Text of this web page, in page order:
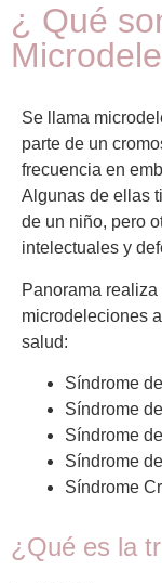
¿ Qué
Se llama
parte de un
frecuencia en
Algunas de ellas
de un niño, pero
intelectuales y
Panorama
microdeleciones
salud:
Síndrome
Síndrome
Síndrome
Síndrome
Síndrome
¿Qué es la